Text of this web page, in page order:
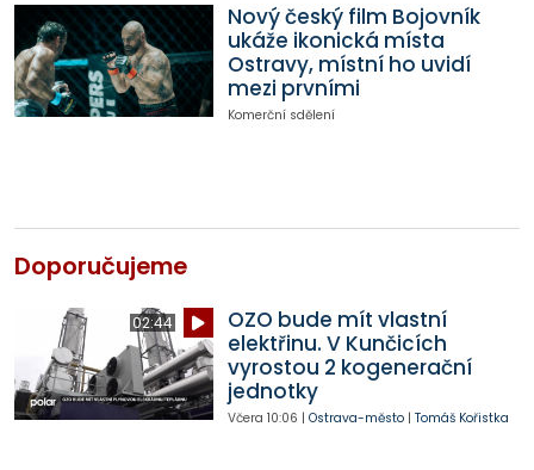
Nový český film Bojovník
ukáže ikonická místa
Ostravy, místní ho uvidí
mezi prvními
Komerční sdělení
Doporučujeme
02:44
OZO bude mít vlastní
elektřinu. V Kunčicích
vyrostou 2 kogenerační
jednotky
Včera 10:06 | Ostrava-město| Tomáš Kořistka